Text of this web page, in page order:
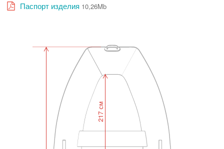
Паспорт изделия 10,26Mb
217 см